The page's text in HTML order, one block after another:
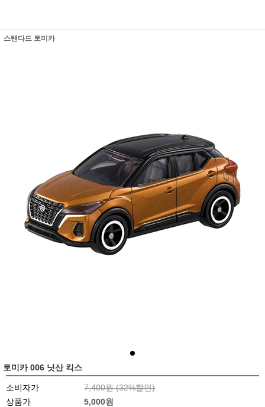
스탠다드 토미카
토미카 006 닛산 킥스
소비자가 7,400원 (32%할인)
상품가
5,000원